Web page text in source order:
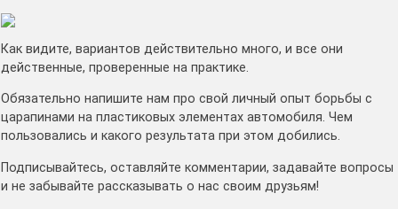
Как видите, вариантов действительно много, и все они
действенные, проверенные на практике.
Обязательно напишите нам про свой личный опыт борьбы с
царапинами на пластиковых элементах автомобиля. Чем
пользовались и какого результата при этом добились.
Подписывайтесь, оставляйте комментарии, задавайте вопросы
и не забывайте рассказывать о нас своим друзьям!